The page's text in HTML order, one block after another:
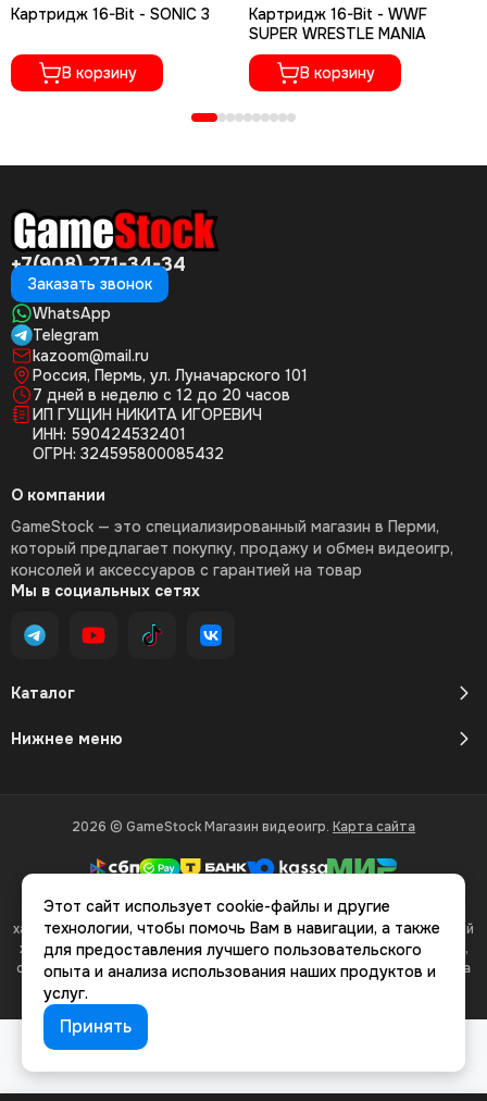
Картридж 16-Bit - SONIC 3
В корзину
Картридж 16-Bit - WWF
SUPER WRESTLE MANIA
В корзину
+7(908) 271-34-34
Заказать звонок
WhatsApp
Telegram
kazoom@mail.ru
Россия, Пермь, ул. Луначарского 101
7 дней в неделю с 12 до 20 часов
ИП ГУЩИН НИКИТА ИГОРЕВИЧ
ИНН: 590424532401
ОГРН: 324595800085432
Каталог
Нижнее меню
О компании
GameStock — это специализированный магазин в Перми,
который предлагает покупку, продажу и обмен видеоигр,
консолей и аксессуаров с гарантией на товар
Мы в социальных сетях
2026 © GameStock Магазин видеоигр. Карта сайта
Вся представленная на сайте информация, касающаяся
характеристик, стоимости товаров и услуг, носит информационный
характер и ни при каких условиях не является публичной офертой,
определяемой положениями Статьи 437(2) Гражданского кодекса
Этот сайт использует cookie-файлы и другие
технологии, чтобы помочь Вам в навигации, а также
для предоставления лучшего пользовательского
опыта и анализа использования наших продуктов и
услуг.
Принять